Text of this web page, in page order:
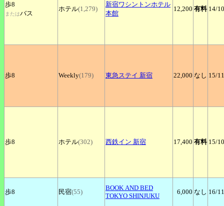
歩8
またはバス
ホテル(1,279)
新宿ワシントンホテル
本館
12,200 有料 14/10
歩8 Weekly(179) 東急ステイ 新宿 22,000 なし 15/11
歩8 ホテル(302) 西鉄イン 新宿 17,400 有料 15/10
歩8 民宿(55)
BOOK AND BED
TOKYO SHINJUKU
6,000 なし 16/11